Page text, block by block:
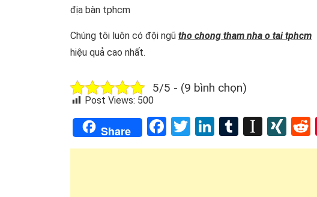
địa bàn tphcm
Chúng tôi luôn có đội ngũ tho chong tham nha o tai tphcm
hiệu quả cao nhất.
5/5 - (9 bình chọn)
Post Views: 500
Share Facebook
TwitterLinkedIn
Tumblr